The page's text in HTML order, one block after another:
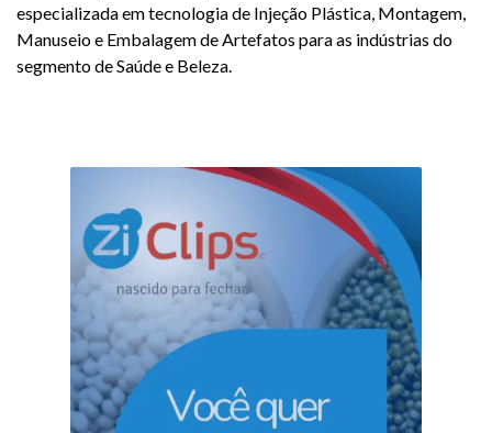
especializada em tecnologia de Injeção Plástica, Montagem,
Manuseio e Embalagem de Artefatos para as indústrias do
segmento de Saúde e Beleza.